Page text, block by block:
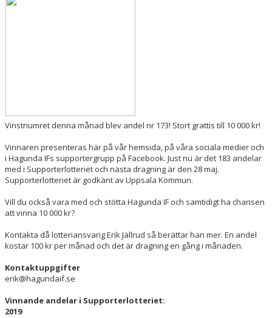
Vinstnumret denna månad blev andel nr 173! Stort grattis till 10 000 kr!
Vinnaren presenteras här på vår hemsida, på våra sociala medier och
i Hagunda IFs supportergrupp på Facebook. Just nu är det 183 andelar
med i Supporterlotteriet och nästa dragning är den 28 maj.
Supporterlotteriet är godkänt av Uppsala Kommun.
Vill du också vara med och stötta Hagunda IF och samtidigt ha chansen
att vinna 10 000 kr?
Kontakta då lotteriansvarig Erik Jällrud så berättar han mer. En andel
kostar 100 kr per månad och det är dragning en gång i månaden.
Kontaktuppgifter
erik@hagundaif.se
Vinnande andelar i Supporterlotteriet:
2019